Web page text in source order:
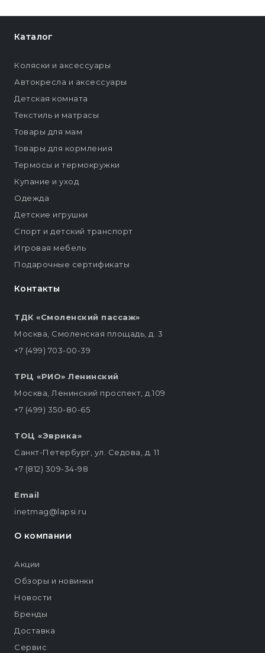
Контакты
ТДК «Смоленский пассаж»
Москва, Смоленская площадь, д. 3
+7 (499) 703-00-39
ТРЦ «РИО» Ленинский
Москва, Ленинский проспект, д.109
+7 (499) 350-80-65
ТОЦ «Эврика»
Санкт-Петербург, ул. Седова, д. 11
+7 (812) 309-34-98
Email
inetmag@lapsi.ru
Каталог
Коляски и аксессуары
Автокресла и аксессуары
Детская комната
Текстиль и матрасы
Товары для мам
Товары для кормления
Термосы и термокружки
Купание и уход
Одежда
Детские игрушки
Спорт и детский транспорт
Игровая мебель
Подарочные сертификаты
О компании
Акции
Обзоры и новинки
Новости
Бренды
Доставка
Сервис